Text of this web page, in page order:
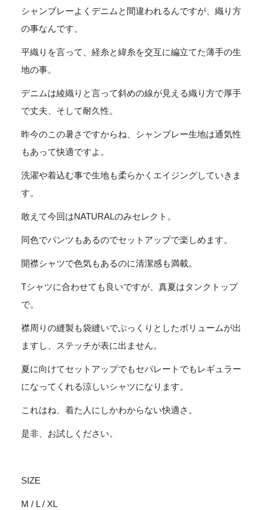
Shirtsシャンブレーよくデニムと間違われるんですが、織り方
の事なんです。
平織りを言って、経糸と緯糸を交互に編立てた薄手の生
地の事。
デニムは綾織りと言って斜めの線が見える織り方で厚手
で丈夫、そして耐久性。
昨今のこの暑さですからね、シャンブレー生地は通気性
もあって快適ですよ。
洗濯や着込む事で生地も柔らかくエイジングしていきま
す。
敢えて今回はNATURALのみセレクト。
同色でパンツもあるのでセットアップで楽しめます。
開襟シャツで色気もあるのに清潔感も満載。
Tシャツに合わせても良いですが、真夏はタンクトップ
で。
襟周りの縫製も袋縫いでぷっくりとしたボリュームが出
ますし、ステッチが表に出ません。
夏に向けてセットアップでもセパレートでもレギュラー
になってくれる涼しいシャツになります。
これはね、着た人にしかわからない快適さ。
是非、お試しください。
SIZE
M / L / XL